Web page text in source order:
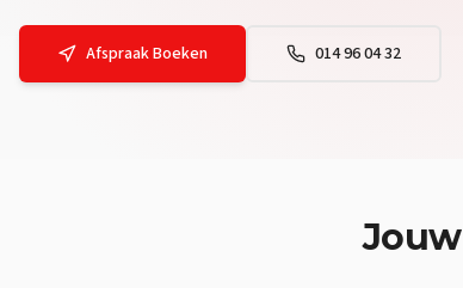
Afspraak Boeken 014 96 04 32
Jouw